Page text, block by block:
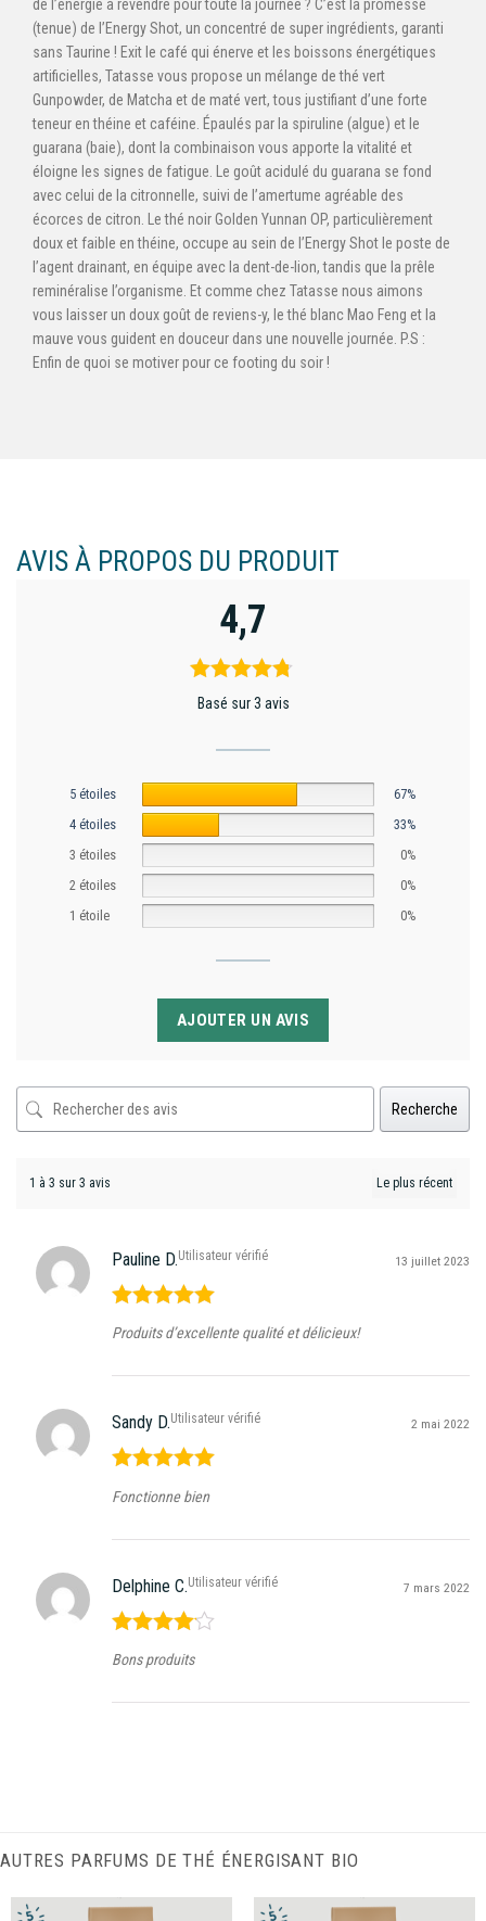
de l’énergie à revendre pour toute la journée ? C’est la promesse
(tenue) de l’Energy Shot, un concentré de super ingrédients, garanti
sans Taurine ! Exit le café qui énerve et les boissons énergétiques
artificielles, Tatasse vous propose un mélange de thé vert
Gunpowder, de Matcha et de maté vert, tous justifiant d’une forte
teneur en théine et caféine. Épaulés par la spiruline (algue) et le
guarana (baie), dont la combinaison vous apporte la vitalité et
éloigne les signes de fatigue. Le goût acidulé du guarana se fond
avec celui de la citronnelle, suivi de l’amertume agréable des
écorces de citron. Le thé noir Golden Yunnan OP, particulièrement
doux et faible en théine, occupe au sein de l’Energy Shot le poste de
l’agent drainant, en équipe avec la dent-de-lion, tandis que la prêle
reminéralise l’organisme. Et comme chez Tatasse nous aimons
vous laisser un doux goût de reviens-y, le thé blanc Mao Feng et la
mauve vous guident en douceur dans une nouvelle journée. P.S :
Enfin de quoi se motiver pour ce footing du soir !
AVIS À PROPOS DU PRODUIT
4,7
Basé sur 3 avis
5 étoiles
67%
4 étoiles
33%
3 étoiles
0%
2 étoiles
0%
1 étoile
0%
AJOUTER UN AVIS
Recherche
1 à 3 sur 3 avis
Pauline D.Utilisateur vérifié 13 juillet 2023
Note5
sur
5
Produits d’excellente qualité et délicieux!
Sandy D.Utilisateur vérifié 2 mai 2022
sur
5
Fonctionne bien
Delphine C.Utilisateur vérifié 7 mars 2022
Note
sur 5
Bons produits
AUTRES PARFUMS DE THÉ ÉNERGISANT BIO